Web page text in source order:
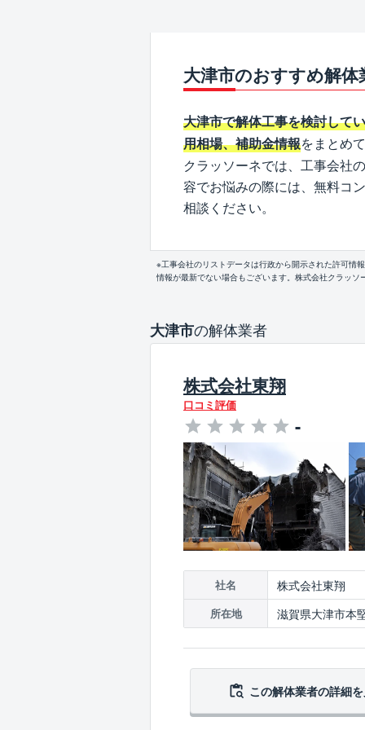
大津市のおすすめ解体
大津市で解体工事を検討して
用相場、補助金情報をまとめ
クラッソーネでは、工事会社
容でお悩みの際には、無料コ
相談ください。
※工事会社のリストデータは行政から開示された許可情
情報が最新でない場合もございます。株式会社クラッ
大津市の解体業者
株式会社東翔
口コミ評価
-
社名 株式会社東翔
所在地 滋賀県大津市本
この解体業者の詳細